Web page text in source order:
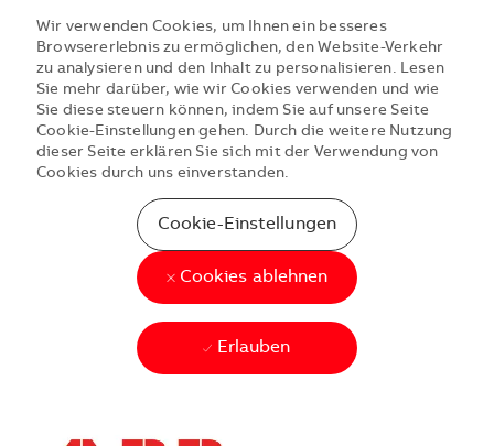
Wir verwenden Cookies, um Ihnen ein besseres
Browsererlebnis zu ermöglichen, den Website-Verkehr
zu analysieren und den Inhalt zu personalisieren. Lesen
Sie mehr darüber, wie wir Cookies verwenden und wie
Sie diese steuern können, indem Sie auf unsere Seite
Cookie-Einstellungen gehen. Durch die weitere Nutzung
dieser Seite erklären Sie sich mit der Verwendung von
Cookies durch uns einverstanden.
Cookie-Einstellungen
Cookies ablehnen
Erlauben